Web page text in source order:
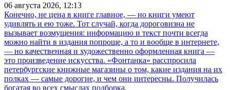
06 августа 2026, 12:13
Конечно, не цена в книге главное, — но книги умеют
удивлять и ею тоже. Тот случай, когда дороговизна не
вызывает возмущения: информацию и текст почти всегда
можно найти в издания попроще, а то и вообще в интернете,
— но качественная и художественно оформленная книга —
это произведение искусства. «Фонтанка» расспросила
петербургские книжные магазины о том, какие издания на их
полках — самые дорогие, и чем они интересны. Получилась
богатая во всех смыслах подборка.